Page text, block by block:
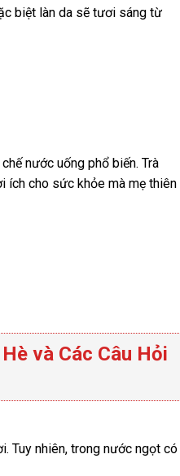
biệt làn da sẽ tươi sáng từ
nước uống phổ biến. Trà
ích cho sức khỏe mà mẹ thiên
và Các Câu Hỏi
Tuy nhiên, trong nước ngọt có